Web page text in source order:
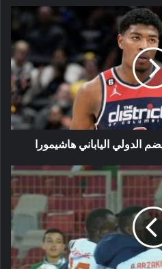
الدولي الياباني هاشيمورا